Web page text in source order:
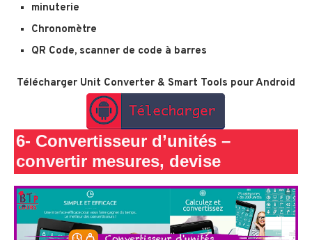
minuterie
Chronomètre
QR Code, scanner de code à barres
Télécharger Unit Converter & Smart Tools pour Android
6- Convertisseur d’unités –
convertir mesures, devise